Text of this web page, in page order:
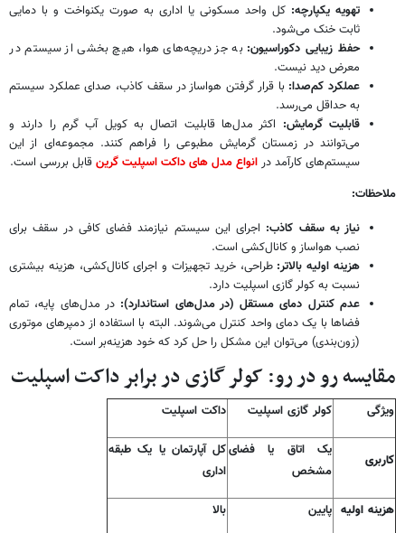
تهویه یکپارچه: کل واحد مسکونی یا اداری به صورت یکنواخت و با دمایی
ثابت خنک می‌شود.
حفظ زیبایی دکوراسیون: به جز دریچه‌های هوا، هیچ بخشی از سیستم در
معرض دید نیست.
عملکرد کم‌صدا: با قرار گرفتن هواساز در سقف کاذب، صدای عملکرد سیستم
به حداقل می‌رسد.
قابلیت گرمایش: اکثر مدل‌ها قابلیت اتصال به کویل آب گرم را دارند و
می‌توانند در زمستان گرمایش مطبوعی را فراهم کنند. مجموعه‌ای از این
سیستم‌های کارآمد در انواع مدل های داکت اسپلیت گرین قابل بررسی است.
ملاحظات:
نیاز به سقف کاذب: اجرای این سیستم نیازمند فضای کافی در سقف برای
نصب هواساز و کانال‌کشی است.
هزینه اولیه بالاتر: طراحی، خرید تجهیزات و اجرای کانال‌کشی، هزینه بیشتری
نسبت به کولر گازی اسپلیت دارد.
عدم کنترل دمای مستقل (در مدل‌های استاندارد): در مدل‌های پایه، تمام
فضاها با یک دمای واحد کنترل می‌شوند. البته با استفاده از دمپرهای موتوری
(زون‌بندی) می‌توان این مشکل را حل کرد که خود هزینه‌بر است.
مقایسه رو در رو: کولر گازی در برابر داکت اسپلیت
ویژگی کولر گازی اسپلیت داکت اسپلیت
کاربری
یک اتاق یا فضای
مشخص
کل آپارتمان یا یک طبقه
اداری
هزینه اولیه پایین بالا